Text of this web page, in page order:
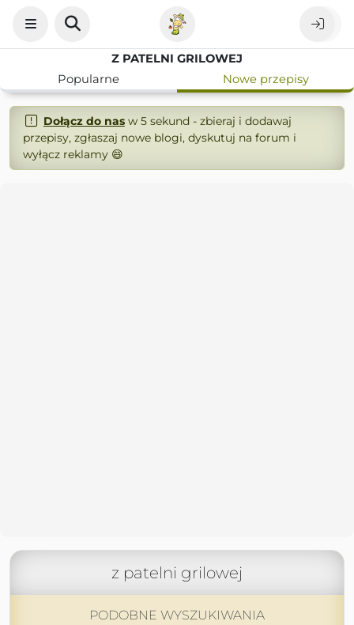
Z PATELNI GRILOWEJ
Popularne
Nowe przepisy
Dołącz do nasw 5 sekund - zbieraj i dodawaj
przepisy, zgłaszaj nowe blogi, dyskutuj na forum i
wyłącz reklamy 😄
z patelni grilowej
PODOBNE WYSZUKIWANIA